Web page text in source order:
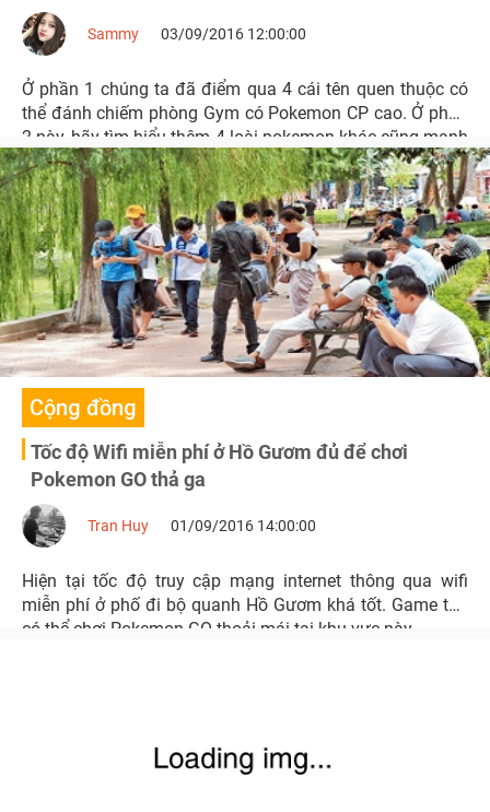
Sammy 03/09/2016 12:00:00
Ở phần 1 chúng ta đã điểm qua 4 cái tên quen thuộc có
thể đánh chiếm phòng Gym có Pokemon CP cao. Ở phần
2 này, hãy tìm hiểu thêm 4 loài pokemon khác cũng mạnh
mẽ không kém nhưng lại rất dễ bắt nhé.
Cộng đồng
Tốc độ Wifi miễn phí ở Hồ Gươm đủ để chơi
Pokemon GO thả ga
Tran Huy 01/09/2016 14:00:00
Hiện tại tốc độ truy cập mạng internet thông qua wifi
miễn phí ở phố đi bộ quanh Hồ Gươm khá tốt. Game thủ
có thể chơi Pokemon GO thoải mái tại khu vực này.